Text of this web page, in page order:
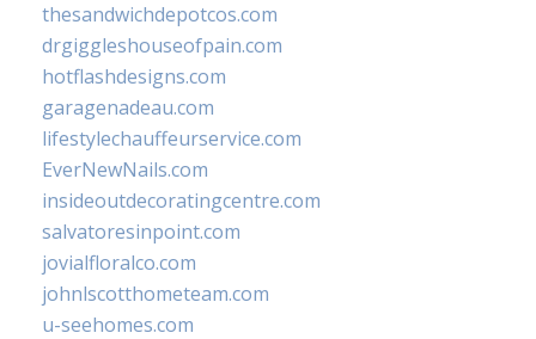
thesandwichdepotcos.com
drgiggleshouseofpain.com
hotflashdesigns.com
garagenadeau.com
lifestylechauffeurservice.com
EverNewNails.com
insideoutdecoratingcentre.com
salvatoresinpoint.com
jovialfloralco.com
johnlscotthometeam.com
u-seehomes.com